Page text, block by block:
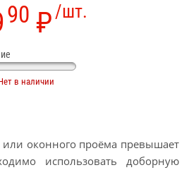
/шт.
90 ₽
в наличии
или оконного проёма превышает
использовать доборную